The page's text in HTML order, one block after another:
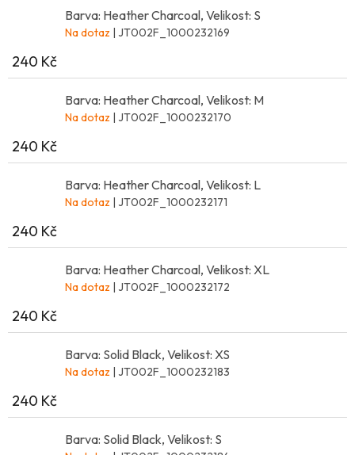
Barva: Heather Charcoal, Velikost: S
Na dotaz | JT002F_1000232169
240 Kč
Barva: Heather Charcoal, Velikost: M
Na dotaz | JT002F_1000232170
240 Kč
Barva: Heather Charcoal, Velikost: L
Na dotaz | JT002F_1000232171
240 Kč
Barva: Heather Charcoal, Velikost: XL
Na dotaz | JT002F_1000232172
240 Kč
Barva: Solid Black, Velikost: XS
Na dotaz | JT002F_1000232183
240 Kč
Barva: Solid Black, Velikost: S